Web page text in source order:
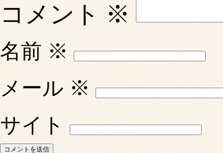
コメント ※
名前 ※
メール ※
サイト